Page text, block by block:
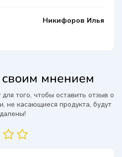
Никифоров Илья
мнением
того, чтобы оставить отзыв о
не касающиеся продукта, будут